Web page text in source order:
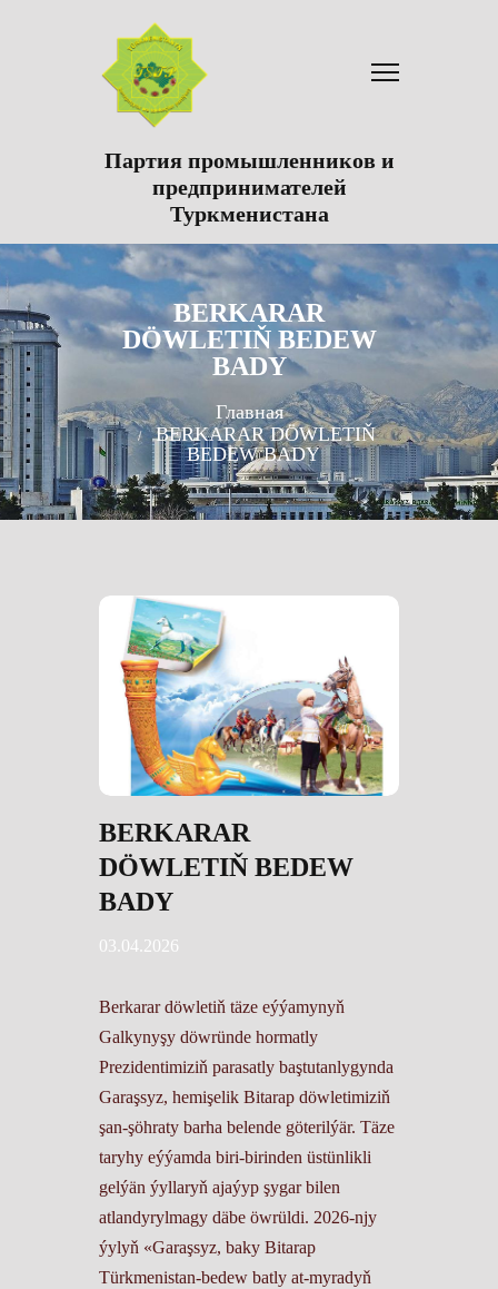
Партия промышленников и
предпринимателей
Туркменистана
BERKARAR
DÖWLETIŇ BEDEW
BADY
Главная
BERKARAR DÖWLETIŇ
BEDEW BADY
BERKARAR
DÖWLETIŇ BEDEW
BADY
03.04.2026
Berkarar döwletiň täze eýýamynyň
Galkynyşy döwründe hormatly
Prezidentimiziň parasatly baştutanlygynda
Garaşsyz, hemişelik Bitarap döwletimiziň
şan-şöhraty barha belende göterilýär. Täze
taryhy eýýamda biri-birinden üstünlikli
gelýän ýyllaryň ajaýyp şygar bilen
atlandyrylmagy däbe öwrüldi. 2026-njy
ýylyň «Garaşsyz, baky Bitarap
Türkmenistan-bedew batly at-myradyň